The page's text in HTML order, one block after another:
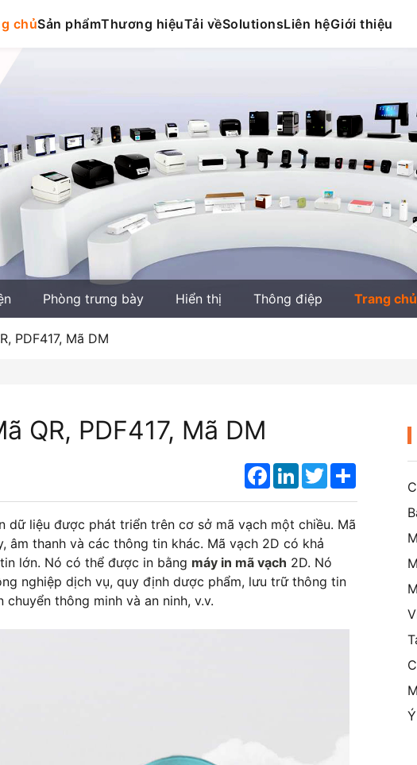
chủSản phẩmThương hiệuTải vềSolutionsLiên hệGiới thiệu
Phòng trưng bày Hiển thị Thông điệp Trang chủ
PDF417, Mã DM
QR, PDF417, Mã DM
Facebook
LinkedInTwitterShare
liệu được phát triển trên cơ sở mã vạch một chiều. Mã
âm thanh và các thông tin khác. Mã vạch 2D có khả
lớn. Nó có thể được in bằng máy in mã vạch 2D. Nó
nghiệp dịch vụ, quy định dược phẩm, lưu trữ thông tin
thông minh và an ninh, v.v.